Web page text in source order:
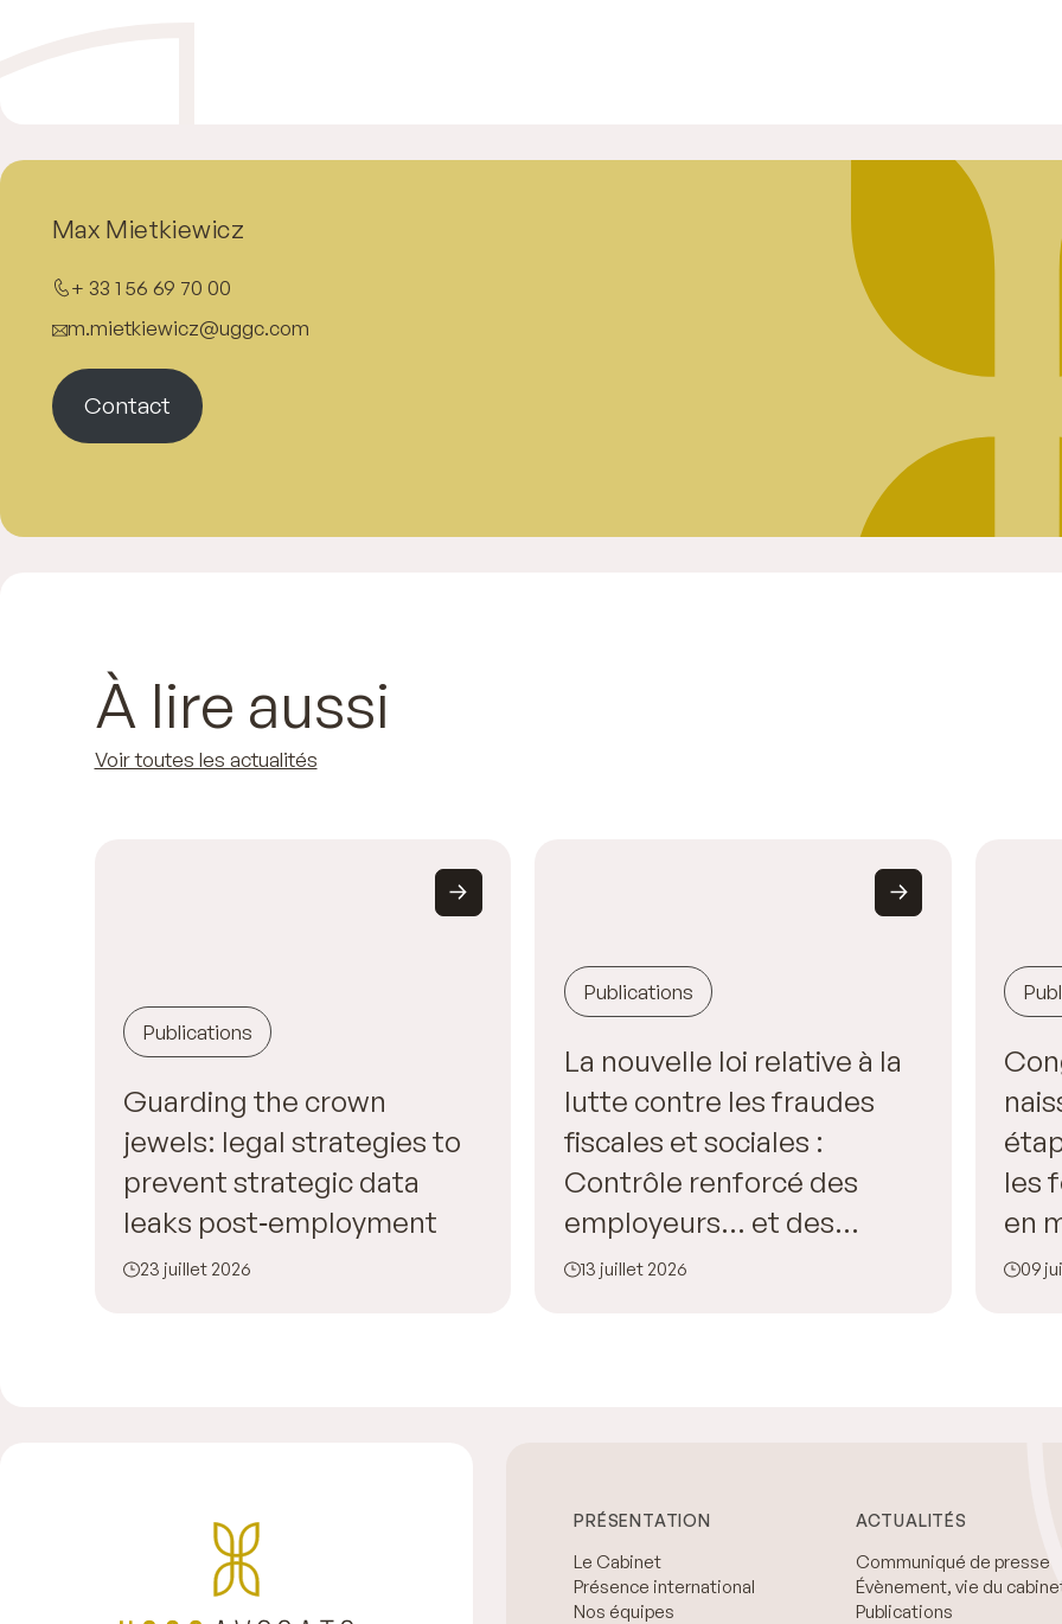
Max Mietkiewicz
+ 33 1 56 69 70 00
m.mietkiewicz@uggc.com
Contact
À lire aussi
Voir toutes les actualités
Publications
Guarding the crown
jewels: legal strategies to
prevent strategic data
leaks post‑employment
23 juillet 2026
Publications
La nouvelle loi relative à la
lutte contre les fraudes
fiscales et sociales :
Contrôle renforcé des
employeurs… et des
salariés !
13 juillet 2026
les
en
09
PRÉSENTATION
Le Cabinet
Présence international
Nos équipes
ACTUALITÉS
Communiqué de presse
Évènement, vie du
Publications